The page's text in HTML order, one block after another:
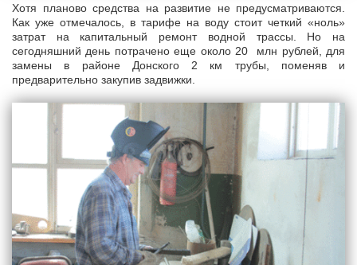
Хотя планово средства на развитие не предусматриваются.
Как уже отмечалось, в тарифе на воду стоит четкий «ноль»
затрат на капитальный ремонт водной трассы. Но на
сегодняшний день потрачено еще около 20 млн рублей, для
замены в районе Донского 2 км трубы, поменяв и
предварительно закупив задвижки.